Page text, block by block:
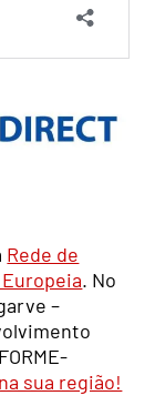
Rede de
. No
–
sua região!